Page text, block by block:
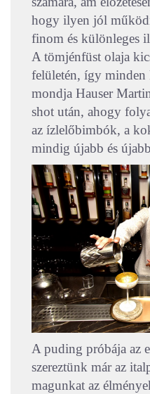
hogy ilyen jól
finom és különleges
A tömjénfüst olaja
felületén, így minden
mondja Hauser
shot után, ahogy
az ízlelőbimbók, a
mindig újabb és
A puding próbája az
szereztünk már az
magunkat az